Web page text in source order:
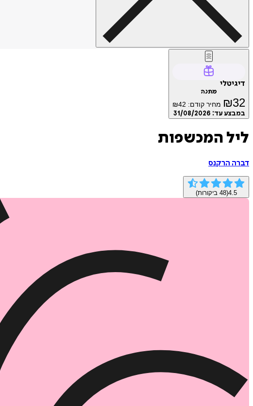
דיגיטלי
מתנה
₪32 מחיר קודם: ₪42
במבצע עד: 31/08/2026
ליל המכשפות
דברה הרקנס
4.5
(
48 ביקורות)